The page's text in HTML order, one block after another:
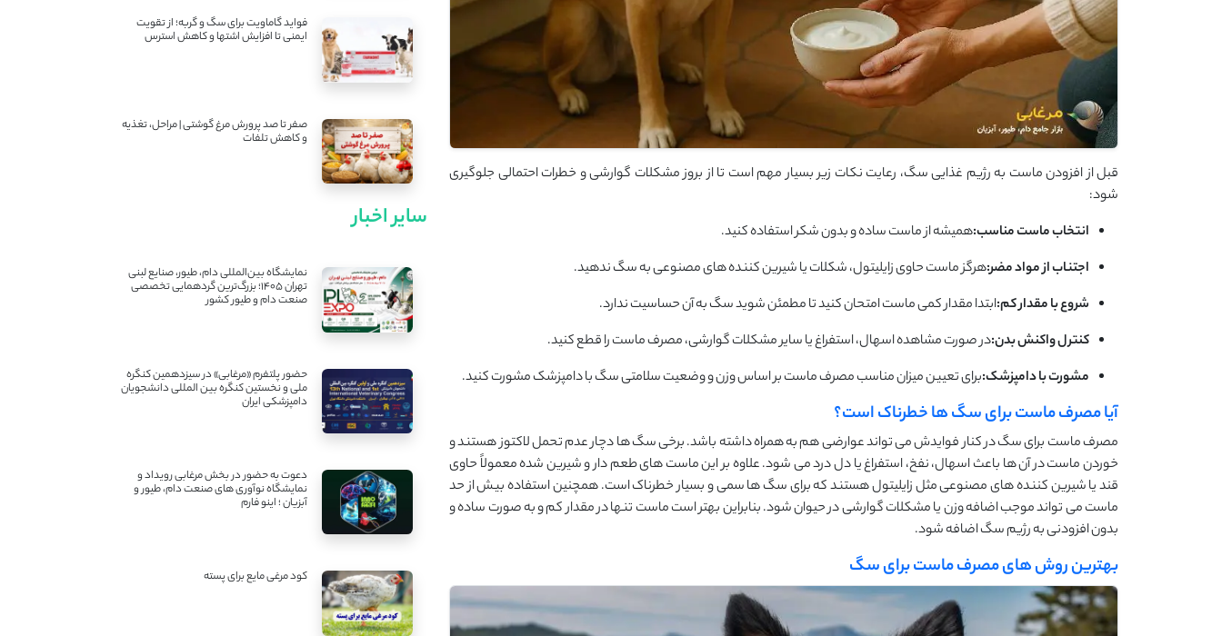
قبل از افزودن ماست به رژیم غذایی سگ، رعایت نکات زیر بسیار مهم است تا از بروز مشکلات گوارشی و خطرات احتمالی جلوگیری
شود:
انتخاب ماست مناسب:همیشه از ماست ساده و بدون شکر استفاده کنید.
اجتناب از مواد مضر:هرگز ماست حاوی زایلیتول، شکلات یا شیرین کننده های مصنوعی به سگ ندهید.
شروع با مقدار کم:ابتدا مقدار کمی ماست امتحان کنید تا مطمئن شوید سگ به آن حساسیت ندارد.
کنترل واکنش بدن:در صورت مشاهده اسهال، استفراغ یا سایر مشکلات گوارشی، مصرف ماست را قطع کنید.
مشورت با دامپزشک:برای تعیین میزان مناسب مصرف ماست بر اساس وزن و وضعیت سلامتی سگ با دامپزشک مشورت کنید.
آیا مصرف ماست برای سگ ها خطرناک است؟
مصرف ماست برای سگ در کنار فوایدش می تواند عوارضی هم به همراه داشته باشد. برخی سگ ها دچار عدم تحمل لاکتوز هستند و
خوردن ماست در آن ها باعث اسهال، نفخ، استفراغ یا دل درد می شود. علاوه بر این ماست های طعم دار و شیرین شده معمولاً حاوی
قند یا شیرین کننده های مصنوعی مثل زایلیتول هستند که برای سگ ها سمی و بسیار خطرناک است. همچنین استفاده بیش از حد
ماست می تواند موجب اضافه وزن یا مشکلات گوارشی در حیوان شود. بنابراین بهتر است ماست تنها در مقدار کم و به صورت ساده و
بدون افزودنی به رژیم سگ اضافه شود.
بهترین روش های مصرف ماست برای سگ
فواید گاماویت برای سگ و گربه؛ از تقویت
ایمنی تا افزایش اشتها و کاهش استرس
صفر تا صد پرورش مرغ گوشتی | مراحل، تغذیه
و کاهش تلفات
سایر اخبار
نمایشگاه بین‌المللی دام، طیور، صنایع لبنی
تهران ۱۴۰۵؛ بزرگ‌ترین گردهمایی تخصصی
صنعت دام و طیور کشور
حضور پلتفرم «مرغابی» در سیزدهمین کنگره
ملی و نخستین کنگره بین ‌المللی دانشجویان
دامپزشکی ایران
دعوت به حضور در بخش مرغابی رویداد و
نمایشگاه نوآوری های صنعت دام، طیور و
آبزیان ؛ اینو فارم
کود مرغی مایع برای پسته